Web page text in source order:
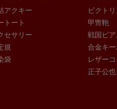
アクキー
トート
セサリー
規
袋
ビクト
甲冑鞄
戦国ピア
合金キ
レザー
正子公